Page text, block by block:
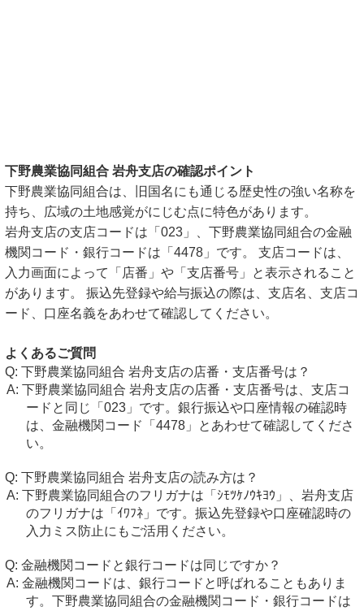
下野農業協同組合 岩舟支店の確認ポイント
下野農業協同組合は、旧国名にも通じる歴史性の強い名称を
持ち、広域の土地感覚がにじむ点に特色があります。
岩舟支店の支店コードは「023」、下野農業協同組合の金融
機関コード・銀行コードは「4478」です。 支店コードは、
入力画面によって「店番」や「支店番号」と表示されること
があります。 振込先登録や給与振込の際は、支店名、支店コ
ード、口座名義をあわせて確認してください。
よくあるご質問
下野農業協同組合 岩舟支店の店番・支店番号は？
下野農業協同組合 岩舟支店の店番・支店番号は、支店コ
ードと同じ「023」です。銀行振込や口座情報の確認時
は、金融機関コード「4478」とあわせて確認してくださ
い。
下野農業協同組合 岩舟支店の読み方は？
下野農業協同組合のフリガナは「ｼﾓﾂｹﾉｳｷﾖｳ」、岩舟支店
のフリガナは「ｲﾜﾌﾈ」です。振込先登録や口座確認時の
入力ミス防止にもご活用ください。
金融機関コードと銀行コードは同じですか？
金融機関コードは、銀行コードと呼ばれることもありま
す。下野農業協同組合の金融機関コード・銀行コードは